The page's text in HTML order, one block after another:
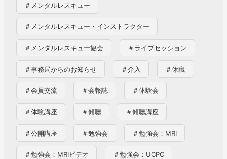
＃メンタルレスキュー
＃メンタルレスキュー・インストラクター
＃メンタルレスキュー協会 ＃ライブセッション
＃事務局からのお知らせ ＃介入 ＃休職
＃会員交流 ＃会報誌 ＃体験会
＃体験講座 ＃傾聴 ＃傾聴講座
＃公開講座 ＃勉強会 ＃勉強会：MRI
＃勉強会：MRIビデオ ＃勉強会：UCPC